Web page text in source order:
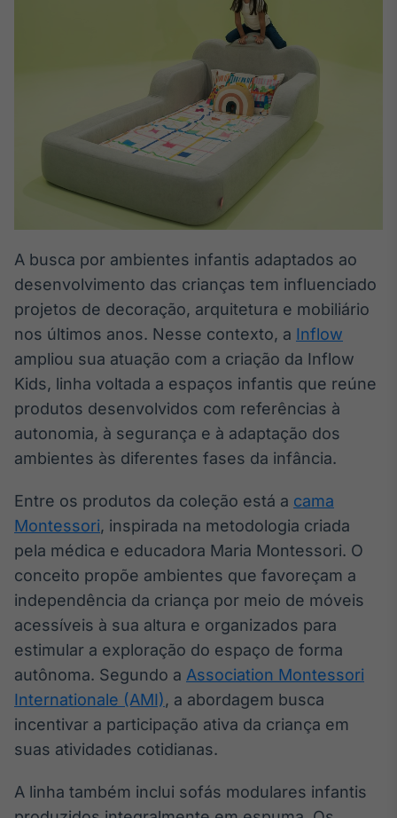
Broadcast
White Label
Plataforma para
conteúdos
personalizados
e Conteúdos
Plataforma para
negociação de
Broadcast
Datafeed
APIs para
integração de
conteúdos e
dados
Broadcast
Ticker
headlines de
notícias
Widgets
Componentes
para conteúdos e
Broadcast
Wallboard
dados para
A busca por ambientes infantis adaptados ao
desenvolvimento das crianças tem influenciado
projetos de decoração, arquitetura e mobiliário
nos últimos anos. Nesse contexto, a Inflow
ampliou sua atuação com a criação da Inflow
Kids, linha voltada a espaços infantis que reúne
produtos desenvolvidos com referências à
autonomia, à segurança e à adaptação dos
ambientes às diferentes fases da infância.
Entre os produtos da coleção está a cama
Montessori, inspirada na metodologia criada
pela médica e educadora Maria Montessori. O
conceito propõe ambientes que favoreçam a
independência da criança por meio de móveis
acessíveis à sua altura e organizados para
estimular a exploração do espaço de forma
autônoma. Segundo a Association Montessori
Internationale (AMI), a abordagem busca
incentivar a participação ativa da criança em
suas atividades cotidianas.
A linha também inclui sofás modulares infantis